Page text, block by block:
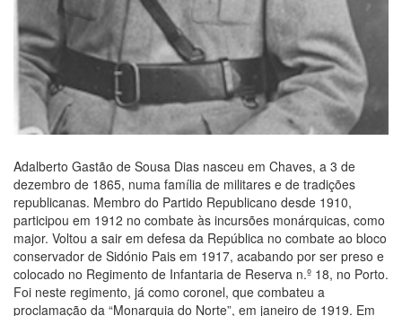
Adalberto Gastão de Sousa Dias nasceu em Chaves, a 3 de
dezembro de 1865, numa família de militares e de tradições
republicanas. Membro do Partido Republicano desde 1910,
participou em 1912 no combate às incursões monárquicas, como
major. Voltou a sair em defesa da República no combate ao bloco
conservador de Sidónio Pais em 1917, acabando por ser preso e
colocado no Regimento de Infantaria de Reserva n.º 18, no Porto.
Foi neste regimento, já como coronel, que combateu a
proclamação da “Monarquia do Norte”, em janeiro de 1919. Em